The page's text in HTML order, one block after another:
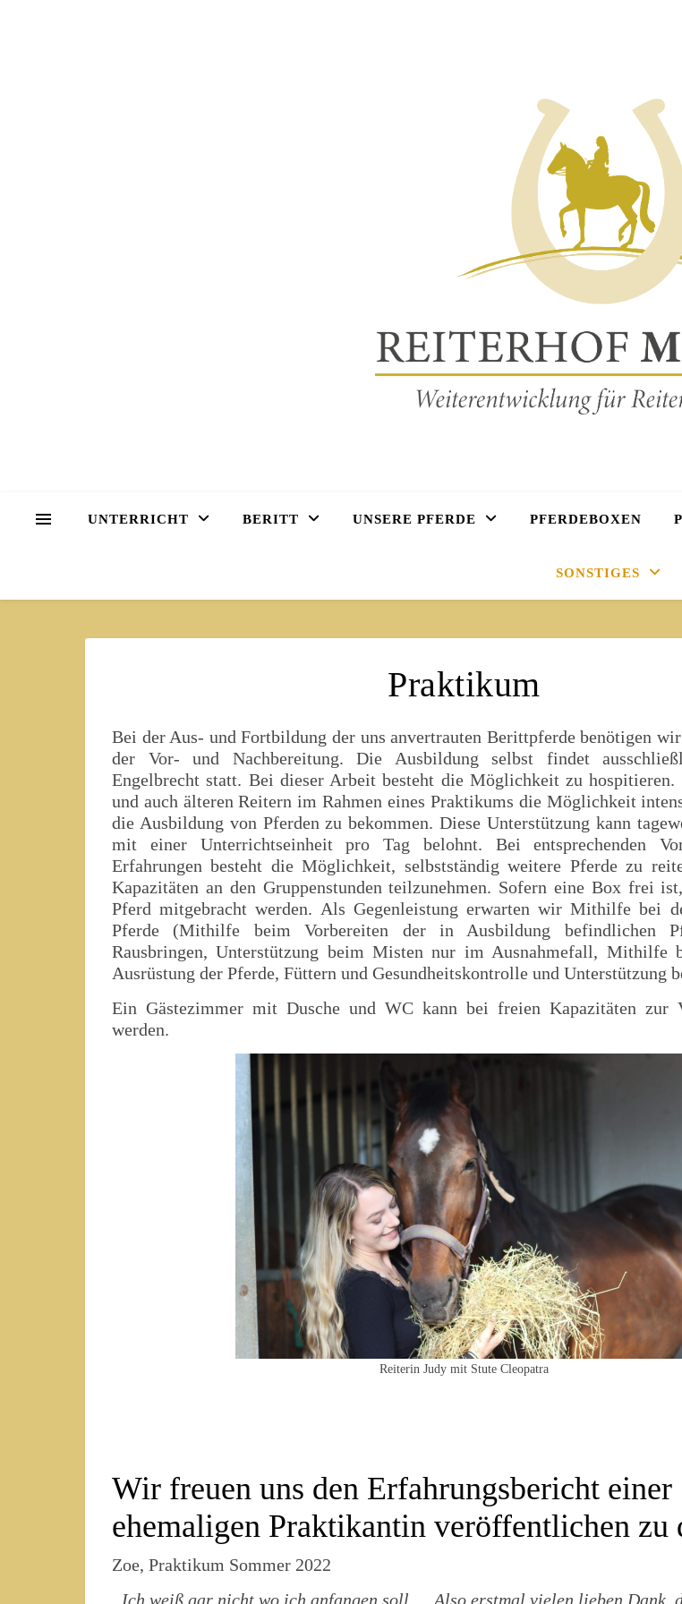
UNTERRICHT BERITT UNSERE PFERDE PFERDEBOXEN
SONSTIGES
Praktikum
Bei der Aus- und Fortbildung der uns anvertrauten Berittpferde benötigen
der Vor- und Nachbereitung. Die Ausbildung selbst findet
Engelbrecht statt. Bei dieser Arbeit besteht die Möglichkeit zu
und auch älteren Reitern im Rahmen eines Praktikums die Möglichkeit
die Ausbildung von Pferden zu bekommen. Diese Unterstützung kann
mit einer Unterrichtseinheit pro Tag belohnt. Bei entsprechenden
Erfahrungen besteht die Möglichkeit, selbstständig weitere Pferde zu
Kapazitäten an den Gruppenstunden teilzunehmen. Sofern eine Box frei
Pferd mitgebracht werden. Als Gegenleistung erwarten wir Mithilfe bei
Pferde (Mithilfe beim Vorbereiten der in Ausbildung befindlichen
Rausbringen, Unterstützung beim Misten nur im Ausnahmefall, Mithilfe
Ausrüstung der Pferde, Füttern und Gesundheitskontrolle und Unterstützung
Ein Gästezimmer mit Dusche und WC kann bei freien Kapazitäten zur
werden.
Reiterin Judy mit Stute Cleopatra
Wir freuen uns den Erfahrungsbericht einer
ehemaligen Praktikantin veröffentlichen zu
Zoe, Praktikum Sommer 2022
„Ich weiß gar nicht wo ich anfangen soll…. Also erstmal vielen lieben Dank,